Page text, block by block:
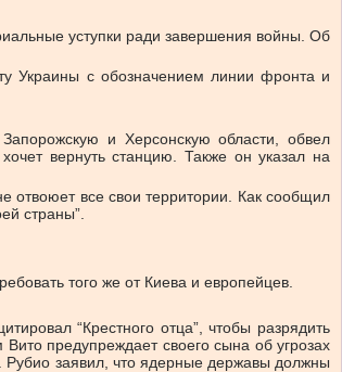
уступки ради завершения войны. Об
Украины с обозначением линии фронта и
и Херсонскую области, обвел
вернуть станцию. Также он указал на
отвоюет все свои территории. Как сообщил
страны”.
того же от Киева и европейцев.
“Крестного отца”, чтобы разрядить
предупреждает своего сына об угрозах
заявил, что ядерные державы должны